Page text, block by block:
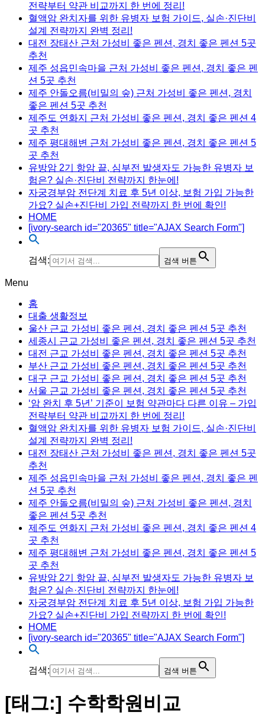
전략부터 약관 비교까지 한 번에 정리!
혈액암 완치자를 위한 유병자 보험 가이드, 실손·진단비
설계 전략까지 완벽 정리!
대전 장태산 근처 가성비 좋은 펜션, 경치 좋은 펜션 5곳
추천
제주 성읍민속마을 근처 가성비 좋은 펜션, 경치 좋은 펜
션 5곳 추천
제주 안돌오름(비밀의 숲) 근처 가성비 좋은 펜션, 경치
좋은 펜션 5곳 추천
제주도 연화지 근처 가성비 좋은 펜션, 경치 좋은 펜션 4
곳 추천
제주 평대해변 근처 가성비 좋은 펜션, 경치 좋은 펜션 5
곳 추천
유방암 2기 항암 끝, 심부전 발생자도 가능한 유병자 보
험은? 실손·진단비 전략까지 한눈에!
자궁경부암 전단계 치료 후 5년 이상, 보험 가입 가능한
가요? 실손+진단비 가입 전략까지 한 번에 확인!
HOME
[ivory-search id="20365" title="AJAX Search Form"]
검색: 검색 버튼
Menu
홈
대출 생활정보
울산 근교 가성비 좋은 펜션, 경치 좋은 펜션 5곳 추천
세종시 근교 가성비 좋은 펜션, 경치 좋은 펜션 5곳 추천
대전 근교 가성비 좋은 펜션, 경치 좋은 펜션 5곳 추천
부산 근교 가성비 좋은 펜션, 경치 좋은 펜션 5곳 추천
대구 근교 가성비 좋은 펜션, 경치 좋은 펜션 5곳 추천
서울 근교 가성비 좋은 펜션, 경치 좋은 펜션 5곳 추천
‘암 완치 후 5년’ 기준이 보험 약관마다 다른 이유 – 가입
전략부터 약관 비교까지 한 번에 정리!
혈액암 완치자를 위한 유병자 보험 가이드, 실손·진단비
설계 전략까지 완벽 정리!
대전 장태산 근처 가성비 좋은 펜션, 경치 좋은 펜션 5곳
추천
제주 성읍민속마을 근처 가성비 좋은 펜션, 경치 좋은 펜
션 5곳 추천
제주 안돌오름(비밀의 숲) 근처 가성비 좋은 펜션, 경치
좋은 펜션 5곳 추천
제주도 연화지 근처 가성비 좋은 펜션, 경치 좋은 펜션 4
곳 추천
제주 평대해변 근처 가성비 좋은 펜션, 경치 좋은 펜션 5
곳 추천
유방암 2기 항암 끝, 심부전 발생자도 가능한 유병자 보
험은? 실손·진단비 전략까지 한눈에!
자궁경부암 전단계 치료 후 5년 이상, 보험 가입 가능한
가요? 실손+진단비 가입 전략까지 한 번에 확인!
HOME
[ivory-search id="20365" title="AJAX Search Form"]
검색: 검색 버튼
[태그:] 수학학원비교